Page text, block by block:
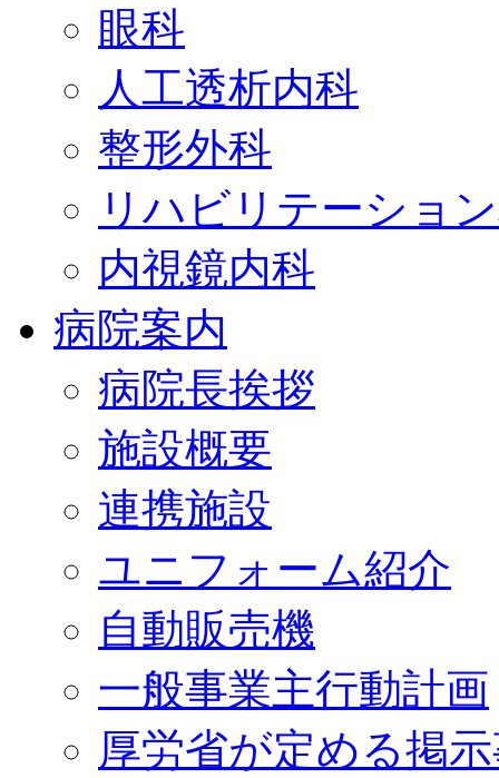
眼科
人工透析内科
整形外科
リハビリテーショ
内視鏡内科
病院案内
病院長挨拶
施設概要
連携施設
ユニフォーム紹介
自動販売機
一般事業主行動計画
厚労省が定める掲